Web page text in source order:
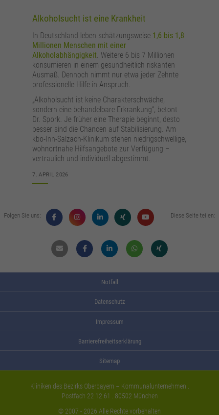
Alkoholsucht ist eine Krankheit
In Deutschland leben schätzungsweise 1,6 bis 1,8
Millionen Menschen mit einer
Alkoholabhängigkeit. Weitere 6 bis 7 Millionen
konsumieren in einem gesundheitlich riskanten
Ausmaß. Dennoch nimmt nur etwa jeder Zehnte
professionelle Hilfe in Anspruch.
„Alkoholsucht ist keine Charakterschwäche,
sondern eine behandelbare Erkrankung“, betont
Dr. Spork. Je früher eine Therapie beginnt, desto
besser sind die Chancen auf Stabilisierung. Am
kbo-Inn-Salzach-Klinikum stehen niedrigschwellige,
wohnortnahe Hilfsangebote zur Verfügung –
vertraulich und individuell abgestimmt.
7. APRIL 2026
Folgen Sie uns: Diese Seite teilen:
Mail FacebookLinkdin WhatsappXing
Notfall
Datenschutz
Impressum
Barrierefreiheitserklärung
Sitemap
Kliniken des Bezirks Oberbayern – Kommunalunternehmen .
Postfach 22 12 61 . 80502 München
© 2007 - 2026 Alle Rechte vorbehalten